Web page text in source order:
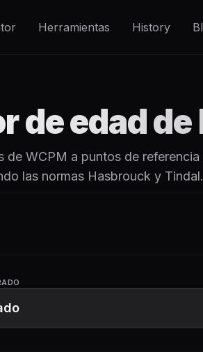
Herramientas History
de edad
de WCPM a puntos de
las normas Hasbrouck y Tindal.